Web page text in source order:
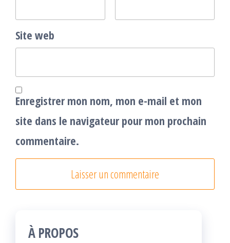
Site web
Enregistrer mon nom, mon e-mail et mon
site dans le navigateur pour mon prochain
commentaire.
À PROPOS